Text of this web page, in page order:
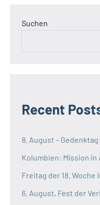
Suchen
Recent
8. August –
Kolumbien: Mission in
Freitag der 18. Woche
6. August, Fest der